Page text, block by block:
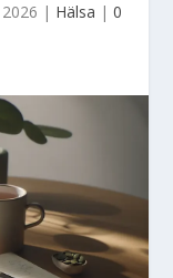
| Hälsa | 0